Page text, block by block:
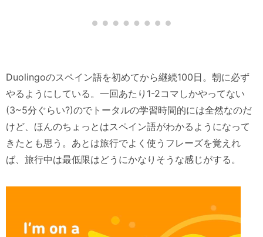
Duolingoのスペイン語を初めてから継続100日。朝に必ず
やるようにしている。一回あたり1-2コマしかやってない
(3~5分ぐらい?)のでトータルの学習時間的には全然なのだ
けど、ほんのちょっとはスペイン語がわかるようになって
きたとも思う。あとは旅行でよく使うフレーズを覚えれ
ば、旅行中は最低限はどうにかなりそうな感じがする。